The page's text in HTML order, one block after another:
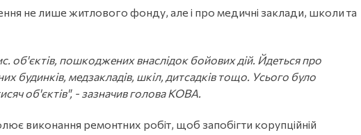
не лише житлового фонду, але і про медичні заклади, школи та
об'єктів, пошкоджених внаслідок бойових дій. Йдеться про
будинків, медзакладів, шкіл, дитсадків тощо. Усього було
об'єктів", - зазначив голова КОВА.
виконання ремонтних робіт, щоб запобігти корупційній